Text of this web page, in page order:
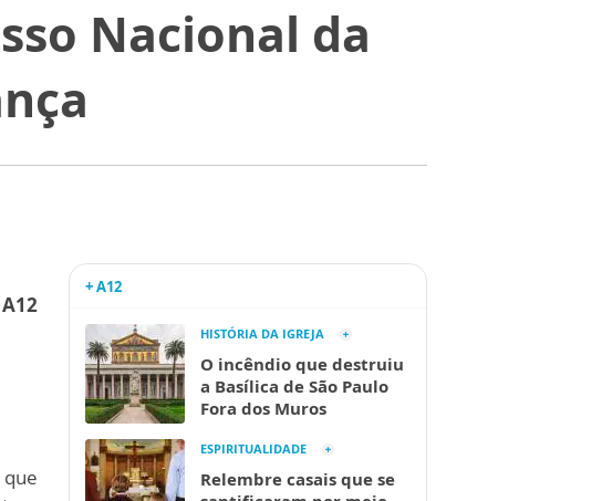
Nacional da
+ A12
HISTÓRIA DA IGREJA
O incêndio que destruiu
a Basílica de São Paulo
Fora dos Muros
ESPIRITUALIDADE
Relembre casais que se